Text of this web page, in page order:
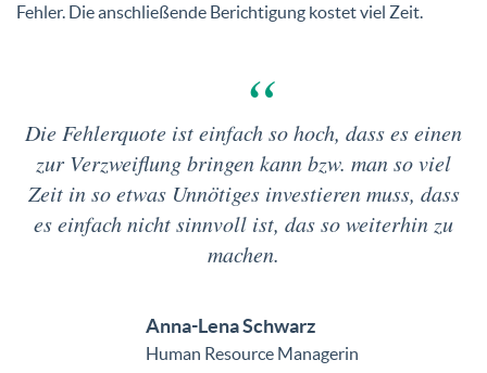
Fehler. Die anschließende Berichtigung kostet viel Zeit.
Die Fehlerquote ist einfach so hoch, dass es einen
zur Verzweiflung bringen kann bzw. man so viel
Zeit in so etwas Unnötiges investieren muss, dass
es einfach nicht sinnvoll ist, das so weiterhin zu
machen.
Anna-Lena Schwarz
Human Resource Managerin